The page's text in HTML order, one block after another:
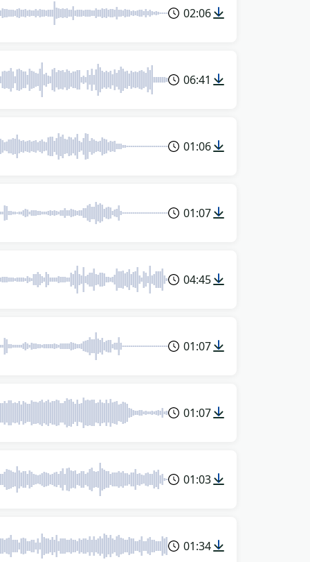
02:06
06:41
01:06
01:07
04:45
01:07
01:07
01:03
01:34